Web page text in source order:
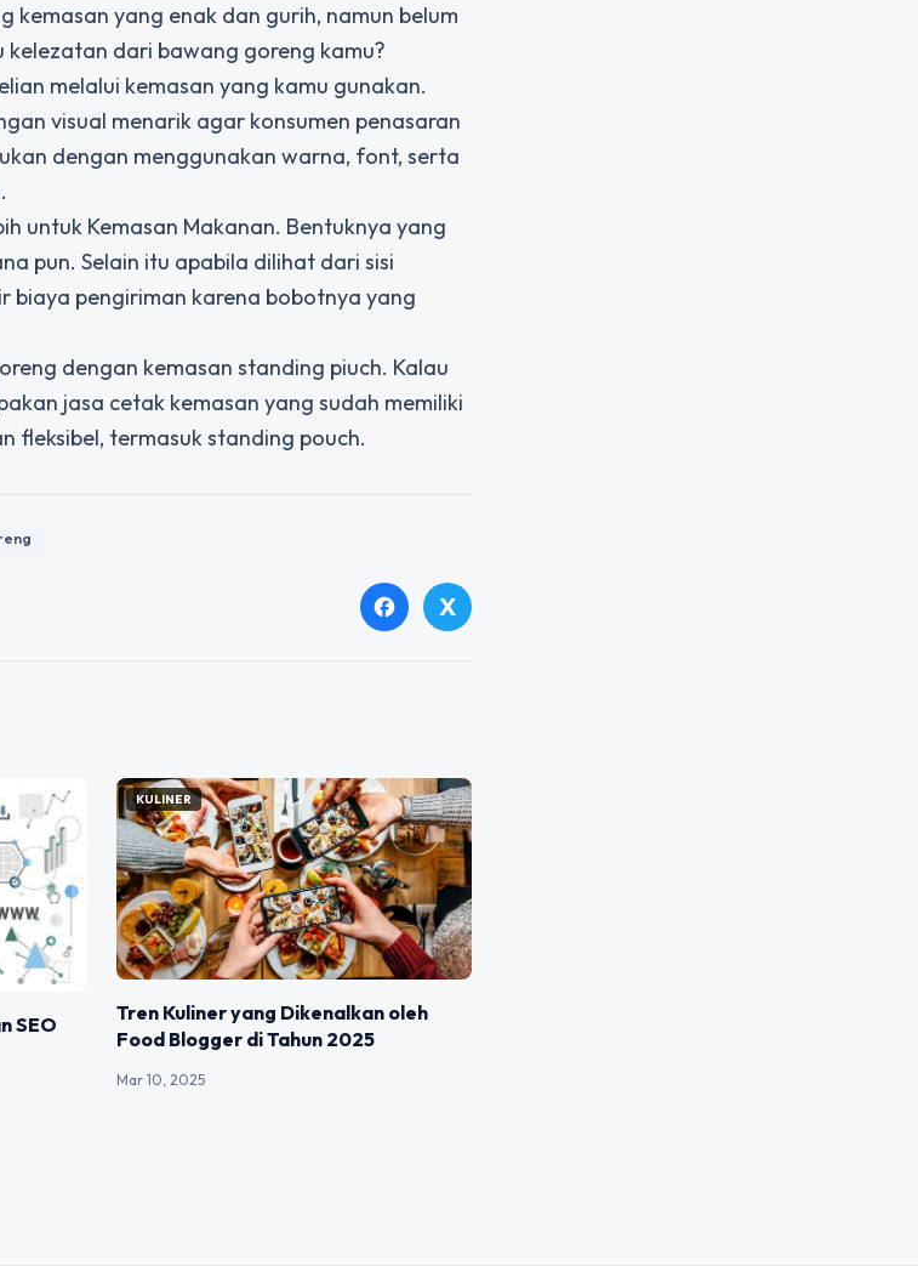
kemasan yang enak dan gurih, namun belum
kelezatan dari bawang goreng kamu?
melalui kemasan yang kamu gunakan.
visual menarik agar konsumen penasaran
dengan menggunakan warna, font, serta
untuk Kemasan Makanan. Bentuknya yang
pun. Selain itu apabila dilihat dari sisi
biaya pengiriman karena bobotnya yang
dengan kemasan standing piuch. Kalau
jasa cetak kemasan yang sudah memiliki
fleksibel, termasuk standing pouch.
facebook X
SEO
KULINER
Tren Kuliner yang Dikenalkan oleh
Food Blogger di Tahun 2025
Mar 10, 2025